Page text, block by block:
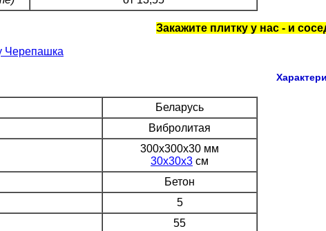
Закажите плитку у нас - и
Беларусь
Вибролитая
300х300х30 мм
30х30х3 см
Бетон
5
55